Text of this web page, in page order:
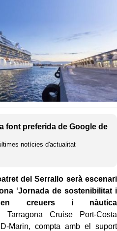
font preferida de Google de
notícies d'actualitat
del Serrallo serà escenari
‘Jornada de sostenibilitat i
en creuers i nàutica
Cruise Port-Costa
Marin, compta amb el suport